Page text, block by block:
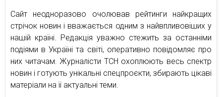
Сайт неодноразово очолював рейтинги найкращих
стрічок новин і вважається одним з найвпливовіших у
нашій країні. Редакція уважно стежить за останніми
подіями в Україні та світі, оперативно повідомляє про
них читачам. Журналісти ТСН охоплюють весь спектр
новин і готують унікальні спецпроєкти, збирають цікаві
матеріали на її актуальні теми.